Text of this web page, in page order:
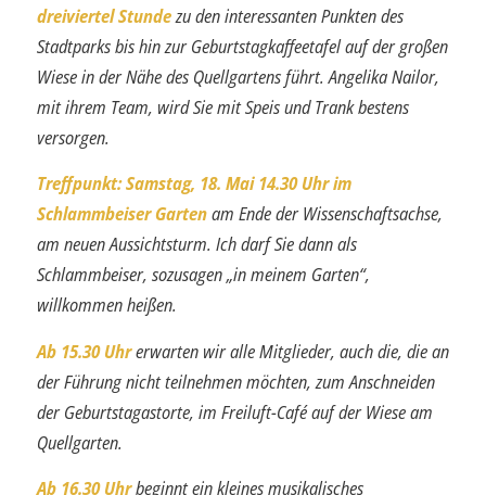
dreiviertel Stundezu den interessanten Punkten des
Stadtparks bis hin zur Geburtstagkaffeetafel auf der großen
Wiese in der Nähe des Quellgartens führt. Angelika Nailor,
mit ihrem Team, wird Sie mit Speis und Trank bestens
versorgen.
Treffpunkt: Samstag, 18. Mai 14.30 Uhr im
Schlammbeiser Gartenam Ende der Wissenschaftsachse,
am neuen Aussichtsturm. Ich darf Sie dann als
Schlammbeiser, sozusagen „in meinem Garten“,
willkommen heißen.
Ab 15.30 Uhrerwarten wir alle Mitglieder, auch die, die an
der Führung nicht teilnehmen möchten, zum Anschneiden
der Geburtstagastorte, im Freiluft-Café auf der Wiese am
Quellgarten.
Ab 16.30 Uhrbeginnt ein kleines musikalisches